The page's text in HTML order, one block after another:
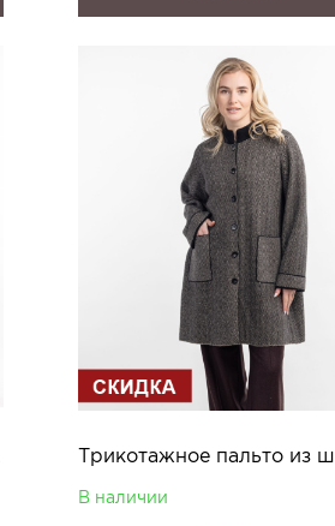
В наличии